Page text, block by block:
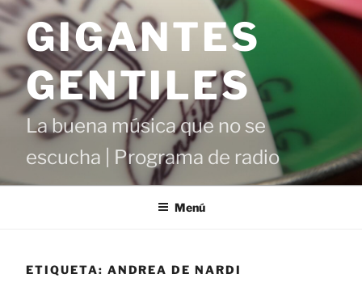
Saltar
contenido
GIGANTES
GENTILES
La buena música que no se
escucha | Programa de radio
Menú
ETIQUETA: ANDREA DE NARDI